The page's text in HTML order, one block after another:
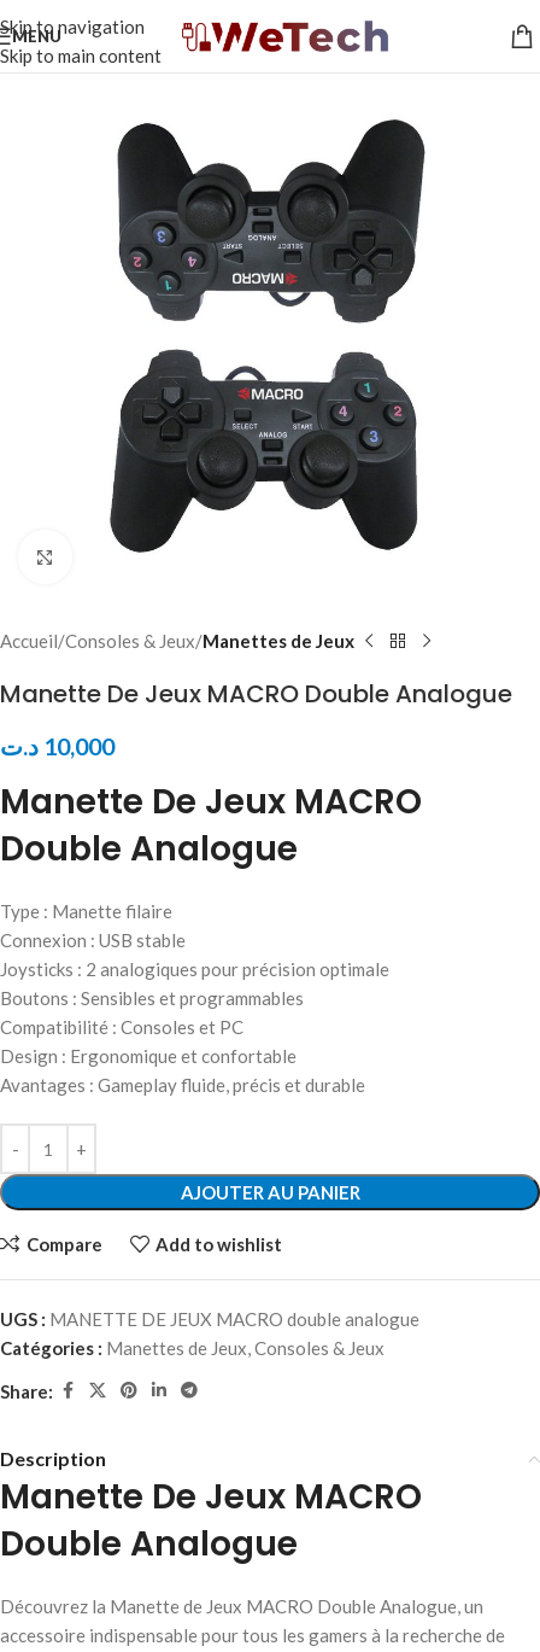
Skip to navigation
Skip to main content
MENU
Click to enlarge
Accueil Consoles & Jeux Manettes de Jeux
Manette De Jeux MACRO Double Analogue
10,000 د.ت
Manette De Jeux MACRO
Double Analogue
Type : Manette filaire
Connexion : USB stable
Joysticks : 2 analogiques pour précision optimale
Boutons : Sensibles et programmables
Compatibilité : Consoles et PC
Design : Ergonomique et confortable
Avantages : Gameplay fluide, précis et durable
AJOUTER AU PANIER
Compare Add to wishlist
UGS : MANETTE DE JEUX MACRO double analogue
Catégories : Manettes de Jeux,Consoles & Jeux
Share:
Description
Manette De Jeux MACRO
Double Analogue
Découvrez la Manette de Jeux MACRO Double Analogue, un
accessoire indispensable pour tous les gamers à la recherche de